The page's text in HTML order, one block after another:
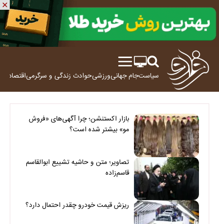
سیاستجام جهانیورزشیحوادث زندگی و سرگرمیاقتصاد
بازار اکستنشن؛ چرا آگهی‌های «فروش
مو» بیشتر شده است؟
تصاویر؛ متن و حاشیه تشییع ابوالقاسم
قاسم‌زاده
ریزش قیمت خودرو چقدر احتمال دارد؟